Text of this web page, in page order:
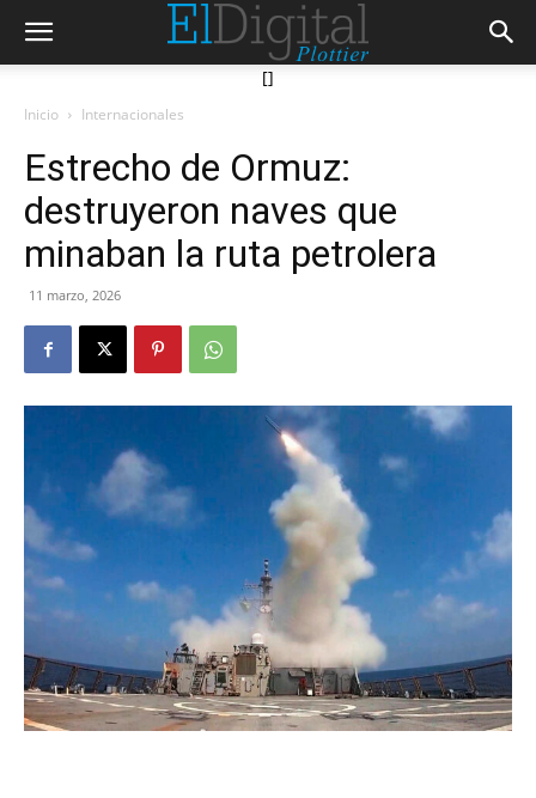
[]
Inicio Internacionales
Estrecho de Ormuz:
destruyeron naves que
minaban la ruta petrolera
11 marzo, 2026